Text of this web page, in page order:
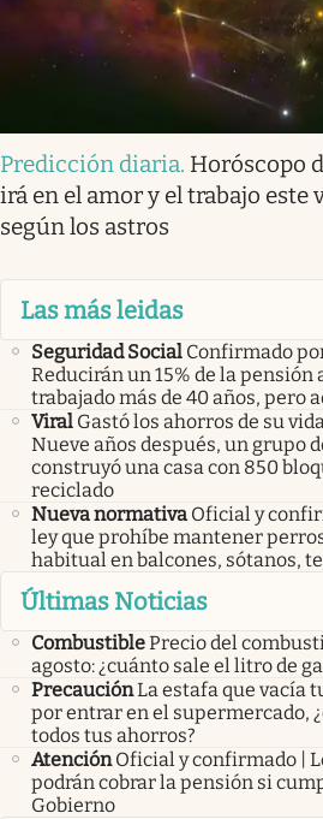
Predicción diaria. Horóscopo
irá en el amor y el trabajo este
según los astros
Las más leidas
Seguridad Social Confirmado
Reducirán un 15% de la pensión
trabajado más de 40 años, pero
Viral Gastó los ahorros de su
Nueve años después, un grupo
construyó una casa con 850
reciclado
Nueva normativa Oficial y
ley que prohíbe mantener
habitual en balcones, sótanos,
Últimas Noticias
CombustiblePrecio del
agosto: ¿cuánto sale el litro de
PrecauciónLa estafa que vacía
por entrar en el supermercado,
todos tus ahorros?
Atención Oficial y confirmado |
podrán cobrar la pensión si
Gobierno